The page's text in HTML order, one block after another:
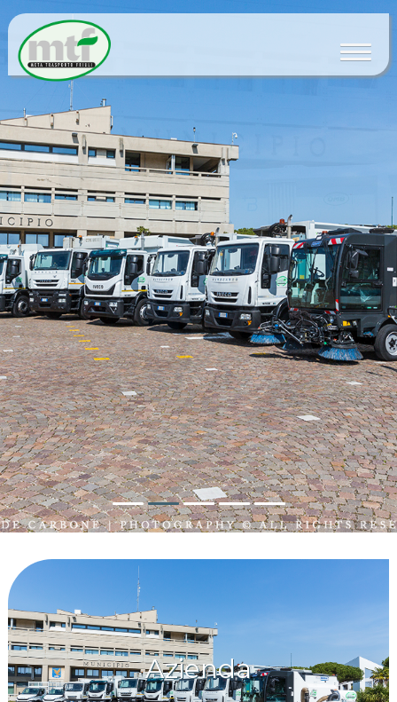
Azienda
Servizi
News
Portale appalti
Bandi di gara
Documentazione
Carta qualità
Amministrazione trasparente
Contatti
Azienda